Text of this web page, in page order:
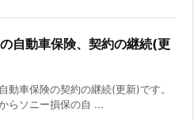
自動車保険、契約の継続(更
動車保険の契約の継続(更新)です。
らソニー損保の自 ...